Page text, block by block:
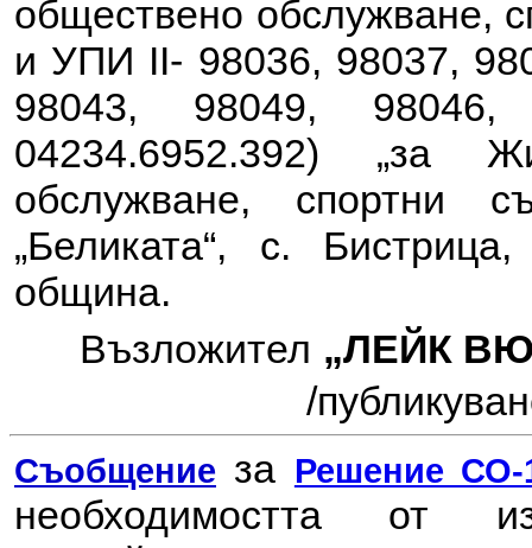
обществено обслужване,
и УПИ II- 98036, 98037,
98043, 98049,
04234.6952.392) „за
обслужване, спортни
„Беликата“, с.
община.
Възложител „ЛЕЙК
/
Съобщение за Решение СО-
необходимостта от